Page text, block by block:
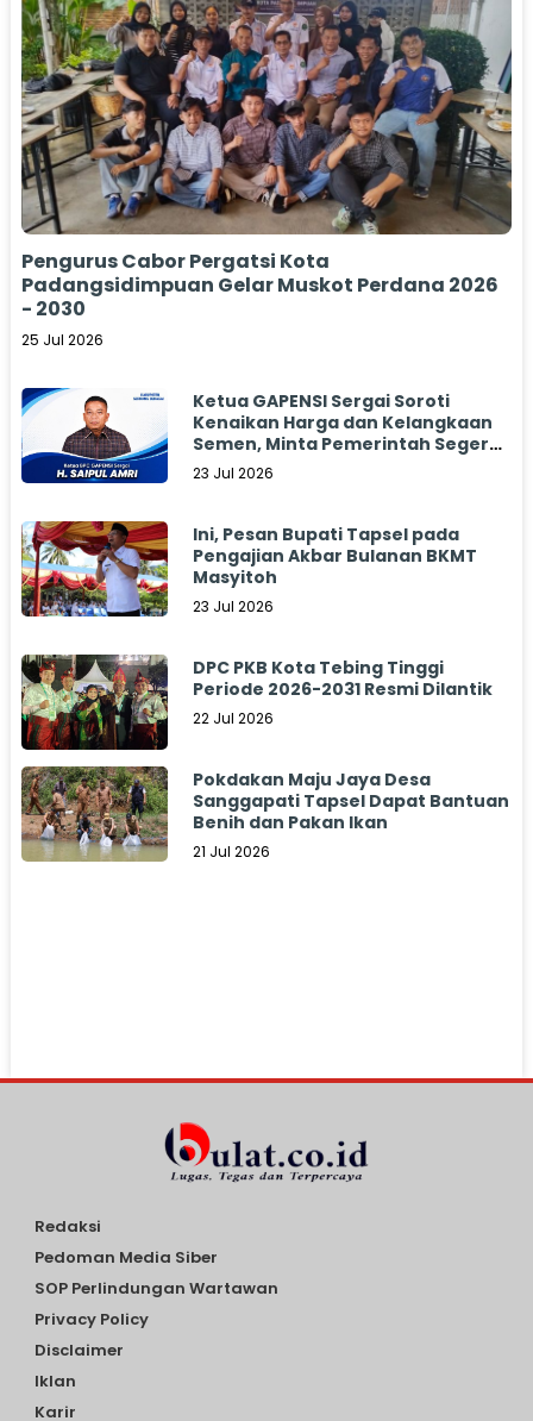
Pengurus Cabor Pergatsi Kota
Padangsidimpuan Gelar Muskot Perdana 2026
- 2030
25 Jul 2026
Ketua GAPENSI Sergai Soroti
Kenaikan Harga dan Kelangkaan
Semen, Minta Pemerintah Segera
Bertindak
23 Jul 2026
Ini, Pesan Bupati Tapsel pada
Pengajian Akbar Bulanan BKMT
Masyitoh
23 Jul 2026
DPC PKB Kota Tebing Tinggi
Periode 2026-2031 Resmi Dilantik
22 Jul 2026
Pokdakan Maju Jaya Desa
Sanggapati Tapsel Dapat Bantuan
Benih dan Pakan Ikan
21 Jul 2026
Redaksi
Pedoman Media Siber
SOP Perlindungan Wartawan
Privacy Policy
Disclaimer
Iklan
Karir